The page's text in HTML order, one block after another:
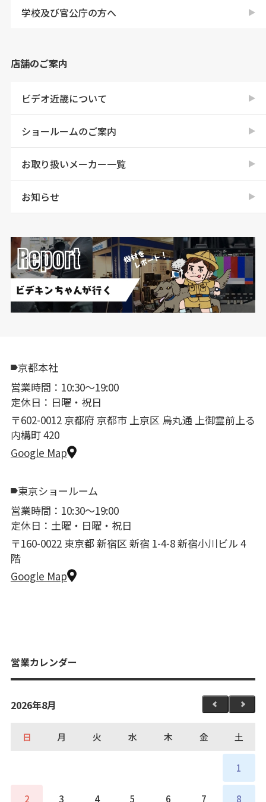
学校及び官公庁の方へ
店舗のご案内
ビデオ近畿について
ショールームのご案内
お取り扱いメーカー一覧
お知らせ
京都本社
営業時間：10:30〜19:00
定休日：日曜・祝日
〒602-0012 京都府 京都市 上京区 烏丸通 上御霊前上る
内構町 420
Google Map
東京ショールーム
営業時間：10:30〜19:00
定休日：土曜・日曜・祝日
〒160-0022 東京都 新宿区 新宿 1-4-8 新宿小川ビル 4
階
Google Map
営業カレンダー
2026年8月
日 月 火 水 木 金 土
1
2 3 4 5 6 7 8